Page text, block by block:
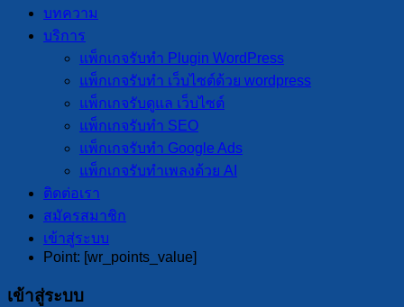
บทความ
บริการ
แพ็กเกจรับทำ Plugin WordPress
แพ็กเกจรับทำ เว็บไซต์ด้วย wordpress
แพ็กเกจรับดูแล เว็บไซต์
แพ็กเกจรับทำ SEO
แพ็กเกจรับทำ Google Ads
แพ็กเกจรับทำเพลงด้วย AI
ติดต่อเรา
สมัครสมาชิก
เข้าสู่ระบบ
Point: [wr_points_value]
เข้าสู่ระบบ